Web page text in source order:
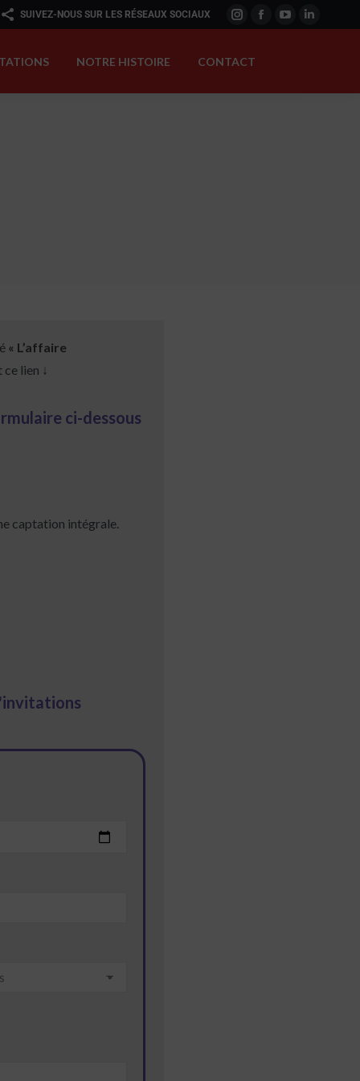
SUIVEZ-NOUS SUR LES RÉSEAUX SOCIAUX
NOTRE HISTOIRE CONTACT
« L’affaire
lien ↓
ci-dessous
captation intégrale.